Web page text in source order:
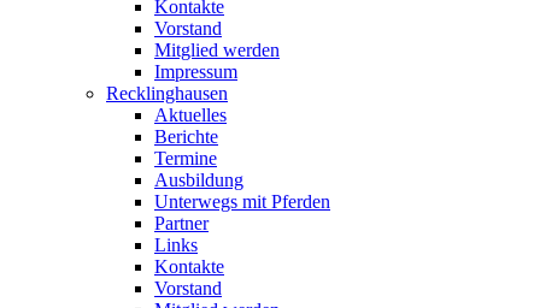
Kontakte
Vorstand
Mitglied werden
Impressum
Recklinghausen
Aktuelles
Berichte
Termine
Ausbildung
Unterwegs mit Pferden
Partner
Links
Kontakte
Vorstand